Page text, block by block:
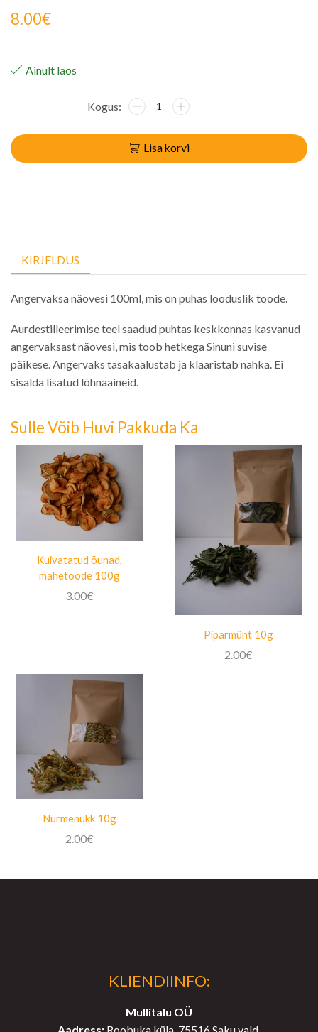
8.00€
Ainult laos
Lisa korvi
KIRJELDUS
Angervaksa näovesi 100ml, mis on puhas looduslik toode.
Aurdestilleerimise teel saadud puhtas keskkonnas kasvanud
angervaksast näovesi, mis toob hetkega Sinuni suvise
päikese. Angervaks tasakaalustab ja klaaristab nahka. Ei
sisalda lisatud lõhnaaineid.
Sulle Võib Huvi Pakkuda Ka
Kuivatatud õunad,
mahetoode 100g
3.00€
Piparmünt 10g
2.00€
Nurmenukk 10g
2.00€
KLIENDIINFO:
Mullitalu OÜ